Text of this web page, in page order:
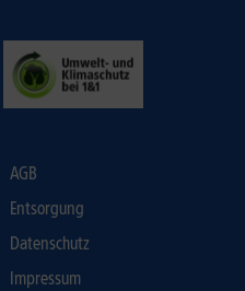
AGB
Entsorgung
Datenschutz
Impressum